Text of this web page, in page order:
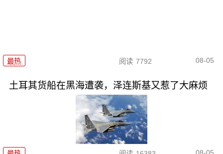
最热 阅读 7792 08-05
土耳其货船在黑海遭袭，泽连斯基又惹了大麻烦